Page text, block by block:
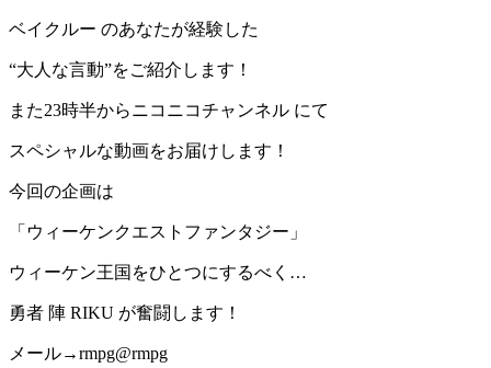
ベイクルー のあなたが経験した
“大人な言動”をご紹介します！
また23時半からニコニコチャンネル にて
スペシャルな動画をお届けします！
今回の企画は
「ウィーケンクエストファンタジー」
ウィーケン王国をひとつにするべく…
勇者 陣 RIKU が奮闘します！
メール→rmpg@rmpg